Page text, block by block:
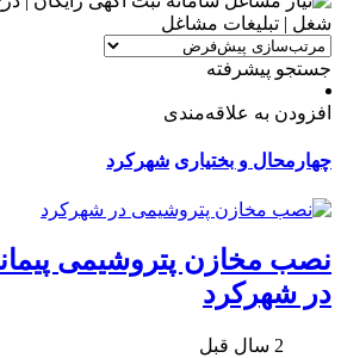
جستجو پیشرفته
افزودن به علاقه‌مندی
چهارمحال و بختیاری شهرکرد
نصب مخازن پتروشیمی
در شهرکرد
2 سال قبل